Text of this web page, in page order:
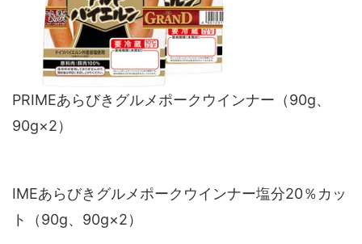
PRIMEあらびきグルメポークウインナー（90g、
90g×2）
IMEあらびきグルメポークウインナー塩分20％カッ
ト（90g、90g×2）